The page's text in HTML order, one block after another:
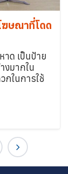
ฆษณาที่โดด
าด เป็นป้าย
งมากใน
กในการใช้